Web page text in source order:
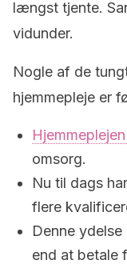
længst tjente.
vidunder.
Nogle af de
hjemmepleje er
omsorg.
Nu til dags
flere
Denne
end at betale